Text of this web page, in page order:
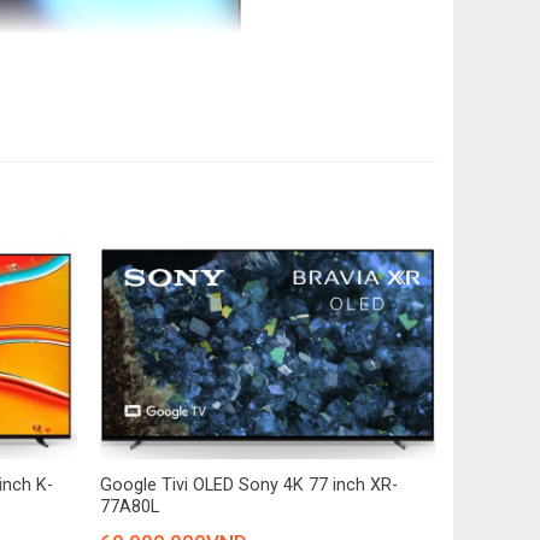
K-
+
Google Tivi OLED Sony 4K 77 inch XR-
77A80L